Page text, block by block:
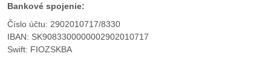
Bankové spojenie:
Číslo účtu: 2902010717/8330
IBAN: SK9083300000002902010717
Swift: FIOZSKBA